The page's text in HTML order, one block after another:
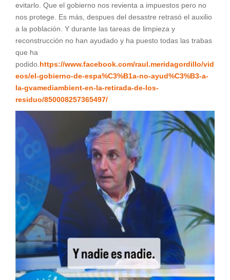
evitarlo. Que el gobierno nos revienta a impuestos pero no
nos protege. Es más, despues del desastre retrasó el auxilio
a la población. Y durante las tareas de limpieza y
reconstrucción no han ayudado y ha puesto todas las trabas
que ha
podido. https://www.facebook.com/raul.meridagordillo/vid
eos/el-gobierno-de-espa%C3%B1a-no-ayud%C3%B3-a-
la-gvamediambient-en-la-retirada-de-los-
residuo/850008257365497/